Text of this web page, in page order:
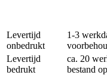
Levertijd
onbedrukt
1-3
Levertijd
bedrukt
ca. 20
bestand